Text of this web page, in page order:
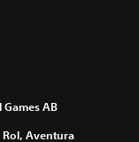
Games AB
Rol, Aventura